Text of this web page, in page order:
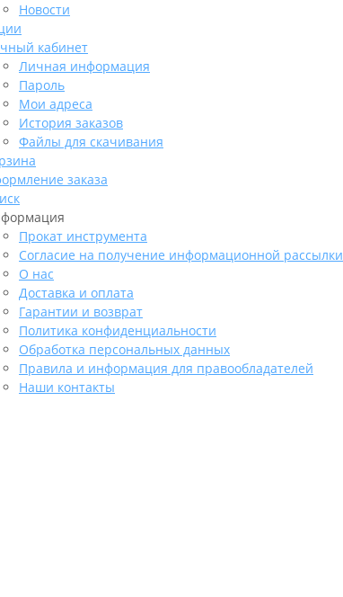
Новости
кабинет
Личная информация
Пароль
Мои адреса
История заказов
Файлы для скачивания
заказа
Прокат инструмента
Согласие на получение информационной рассылки
О нас
Доставка и оплата
Гарантии и возврат
Политика конфиденциальности
Обработка персональных данных
Правила и информация для правообладателей
Наши контакты